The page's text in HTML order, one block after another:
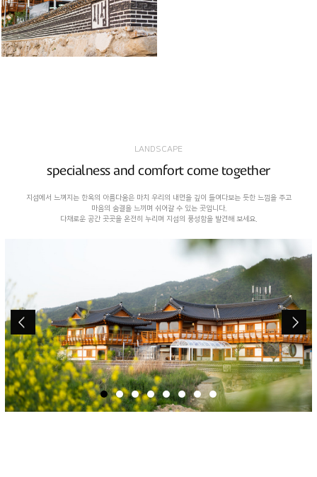
LANDSCAPE
specialness and comfort come together
지섬에서 느껴지는 한옥의 아름다움은 마치 우리의 내면을 깊이 들여다보는 듯한 느낌을 주고
마음의 숨결을 느끼며 쉬어갈 수 있는 곳입니다.
다채로운 공간 곳곳을 온전히 누리며 지섬의 풍성함을 발견해 보세요.